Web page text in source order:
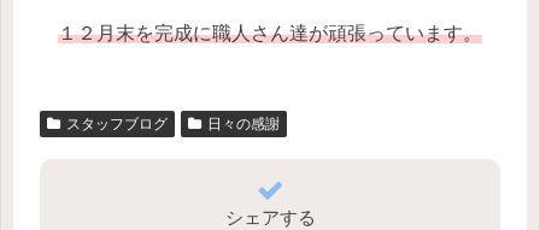
１２月末を完成に職人さん達が頑張っています。
スタッフブログ 日々の感謝
シェアする